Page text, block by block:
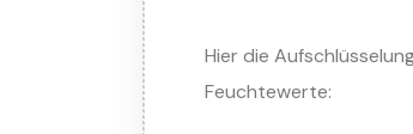
Hier die
Feuchtewerte: